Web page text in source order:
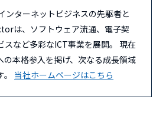
ンターネットビジネスの先駆者と
は、ソフトウェア流通、電子契
スなど多彩なICT事業を展開。 現在
の本格参入を掲げ、次なる成長領域
当社ホームページはこちら